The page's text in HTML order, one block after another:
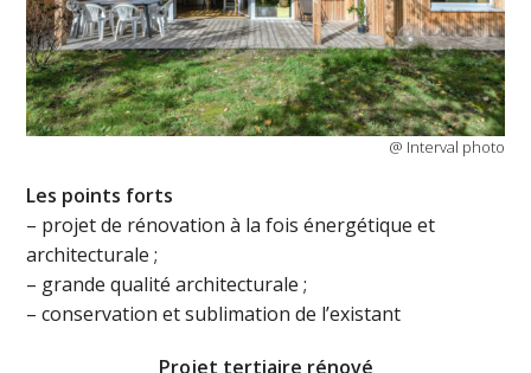
@ Interval photo
Les points forts
– projet de rénovation à la fois énergétique et
architecturale ;
– grande qualité architecturale ;
– conservation et sublimation de l’existant
Projet tertiaire rénové